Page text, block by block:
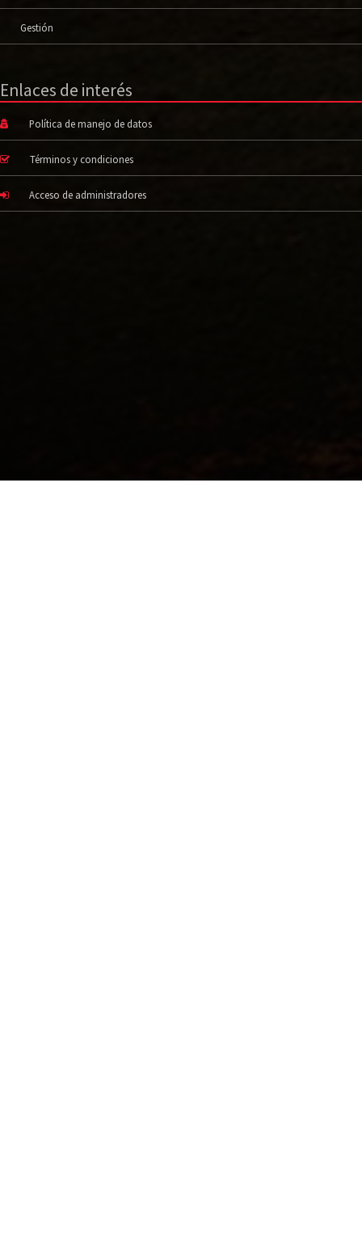
Gestión
Enlaces de interés
Política de manejo de datos
Términos y condiciones
Acceso de administradores